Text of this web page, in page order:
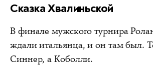
Сказка Хвалиньской
В финале мужского турнира
ждали итальянца, и он там был.
Синнер, а Коболли.